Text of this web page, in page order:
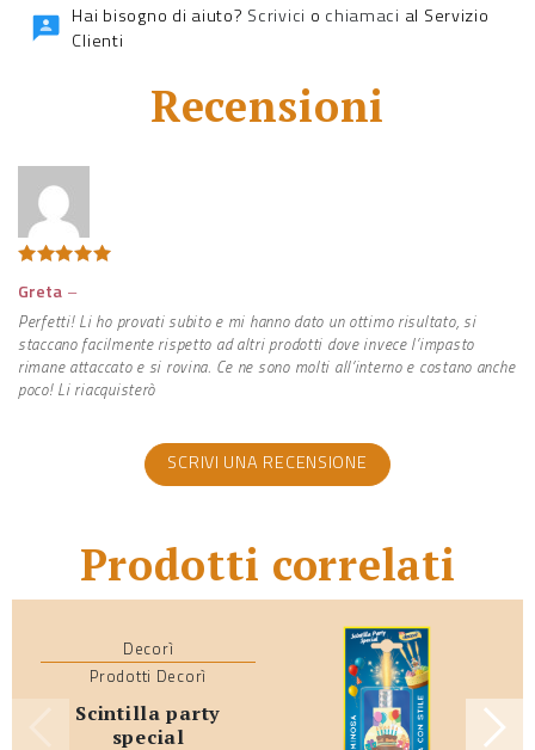
Hai bisogno di aiuto? Scrivici o chiamaci al Servizio
Clienti
Recensioni
su 5
Greta –
Perfetti! Li ho provati subito e mi hanno dato un ottimo risultato, si
staccano facilmente rispetto ad altri prodotti dove invece l’impasto
rimane attaccato e si rovina. Ce ne sono molti all’interno e costano anche
poco! Li riacquisterò
SCRIVI UNA RECENSIONE
Prodotti correlati
Decorì
Prodotti Decorì
scintilla party
special